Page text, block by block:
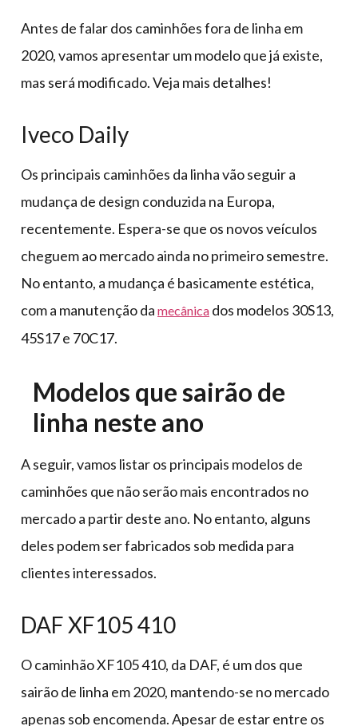
Antes de falar dos caminhões fora de linha em
2020, vamos apresentar um modelo que já existe,
mas será modificado. Veja mais detalhes!
Iveco Daily
Os principais caminhões da linha vão seguir a
mudança de design conduzida na Europa,
recentemente. Espera-se que os novos veículos
cheguem ao mercado ainda no primeiro semestre.
No entanto, a mudança é basicamente estética,
com a manutenção da mecânica dos modelos 30S13,
45S17 e 70C17.
Modelos que sairão de
linha neste ano
A seguir, vamos listar os principais modelos de
caminhões que não serão mais encontrados no
mercado a partir deste ano. No entanto, alguns
deles podem ser fabricados sob medida para
clientes interessados.
DAF XF105 410
O caminhão XF105 410, da DAF, é um dos que
sairão de linha em 2020, mantendo-se no mercado
apenas sob encomenda. Apesar de estar entre os